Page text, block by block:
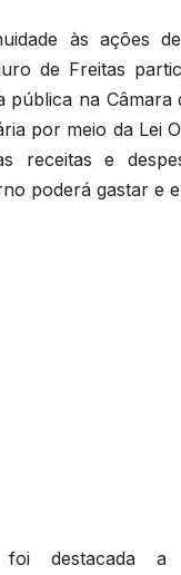
às ações
de Freitas
pública na Câmara
por meio da Lei
receitas e
poderá gastar e
destacada a